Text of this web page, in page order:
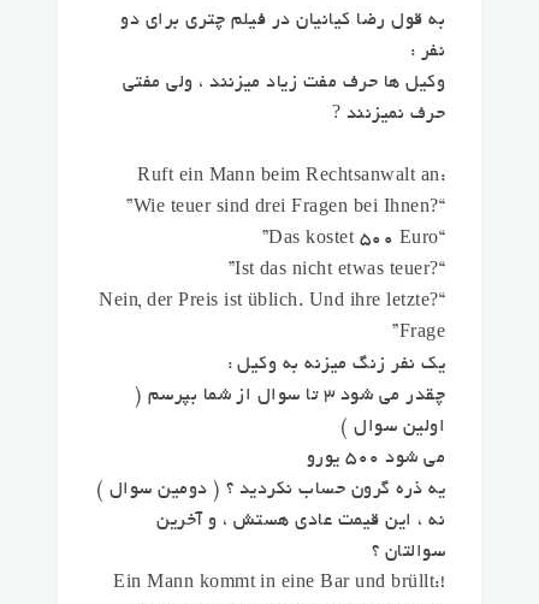
به قول رضا کیانیان در فیلم چتری برای دو
نفر :
وکیل ها حرف مفت زیاد میزنند ، ولی مفتی
حرف نمیزنند ?
:Ruft ein Mann beim Rechtsanwalt an
“?Wie teuer sind drei Fragen bei Ihnen”
“Das kostet 500 Euro”
“?Ist das nicht etwas teuer”
“?Nein, der Preis ist üblich. Und ihre letzte
Frage”
یک نفر زنگ میزنه به وکیل :
چقدر می شود ۳ تا سوال از شما بپرسم (
اولین سوال )
می شود ۵۰۰ یورو
یه ذره گرون حساب نکردید ؟ ( دومین سوال )
نه ، این قیمت عادی هستش ، و آخرین
سوالتان ؟
!Ein Mann kommt in eine Bar und brüllt: